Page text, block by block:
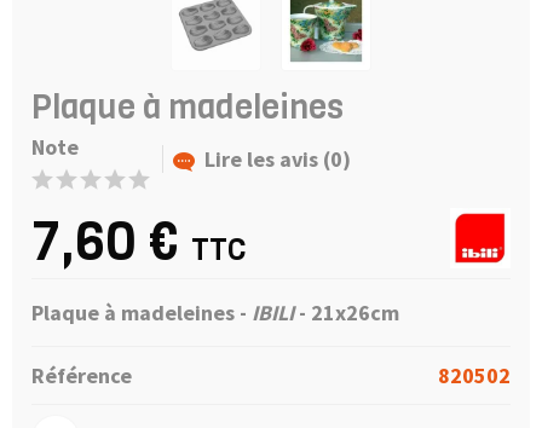
Plaque à madeleines
Note Lire les avis (0)
7,60 € TTC
Plaque à madeleines - IBILI- 21x26cm
Référence 820502